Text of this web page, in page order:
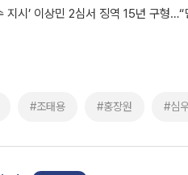
지시’ 이상민 2심서 징역 15년 구형
#조태용 #홍장원 #심